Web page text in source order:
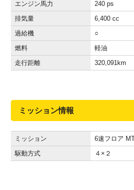
エンジン馬力
240 ps
排気量
6,400 cc
過給機
○
燃料
軽油
走行距離
320,091 km
ミッション情報
ミッション
6速フロア
駆動方式
４×２